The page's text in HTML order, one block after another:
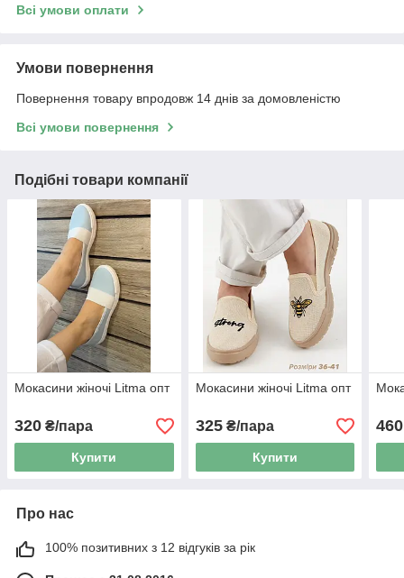
Всі умови оплати
Умови повернення
Повернення товару впродовж 14 днів за домовленістю
Всі умови повернення
Подібні товари компанії
Мокасини жіночі Litma опт
320 ₴/пара
Купити
Мокасини жіночі Litma опт
325₴/пара
Купити
460
Про нас
100% позитивних з 12 відгуків за рік